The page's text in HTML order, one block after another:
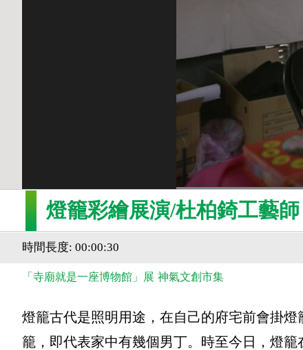
燈籠彩繪展演/杜柏錡工藝師
時間長度: 00:00:30
「寺廟就是一座博物館」展 神氣文創市集
燈籠古代是照明用途，在自己的府宅前會掛
籠，即代表家中有幾個男丁。時至今日，燈籠